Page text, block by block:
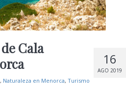
16
AGO 2019
Cala
, Naturaleza en Menorca, Turismo